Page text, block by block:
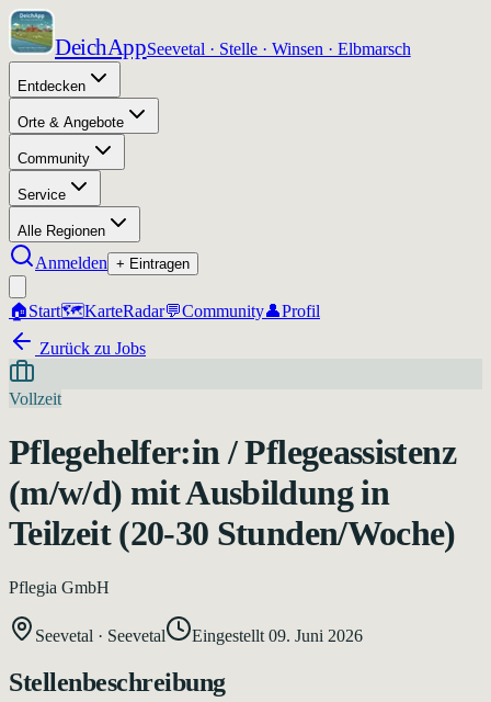
DeichAppSeevetal · Stelle · Winsen · Elbmarsch
Entdecken
Orte & Angebote
Community
Service
Alle Regionen
Anmelden + Eintragen
🏠Start🗺️KarteRadar💬Community👤Profil
Zurück zu Jobs
Vollzeit
Pflegehelfer:in / Pflegeassistenz
(m/w/d) mit Ausbildung in
Teilzeit (20-30 Stunden/Woche)
Pflegia GmbH
Seevetal · Seevetal Eingestellt 09. Juni 2026
Stellenbeschreibung